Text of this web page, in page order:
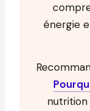
énergie
nutrition